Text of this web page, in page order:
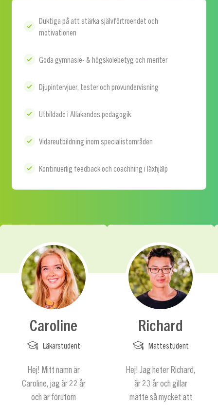
Duktiga på att stärka självförtroendet och
motivationen
Goda gymnasie- & högskolebetyg och meriter
Djupintervjuer, tester och provundervisning
Utbildade i Allakandos pedagogik
Vidareutbildning inom specialistområden
Kontinuerlig feedback och coachning i läxhjälp
Caroline
Läkarstudent
Hej! Mitt namn är
Caroline, jag är 22 år
och är förutom
Richard
Mattestudent
Hej! Jag heter Richard,
är 23 år och gillar
matte så mycket att